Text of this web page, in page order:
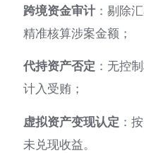
跨境资金审计：剔除
精准核算涉案金额；
代持资产否定 ：无控
计入受贿；
虚拟资产变现认定 ：
未兑现收益。